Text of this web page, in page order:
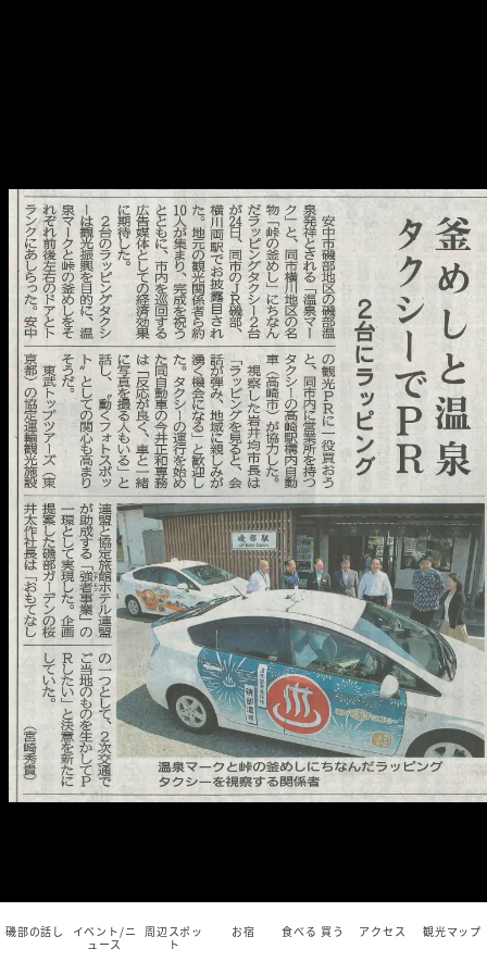
磯部の話し
イベント/ニ
ュース
周辺スポッ
ト
お宿 食べる 買う アクセス 観光マップ